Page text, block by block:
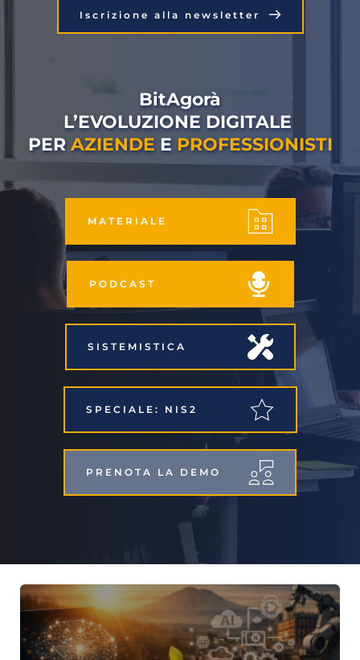
Iscrizione alla newsletter
BitAgorà
L’EVOLUZIONE DIGITALE
PER AZIENDE E PROFESSIONISTI
MATERIALE
PODCAST
SISTEMISTICA
SPECIALE: NIS2
PRENOTA LA DEMO